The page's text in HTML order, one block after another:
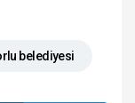
belediyesi